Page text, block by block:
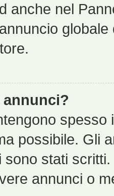
anche nel
possibile. Gli
stati
annunci o